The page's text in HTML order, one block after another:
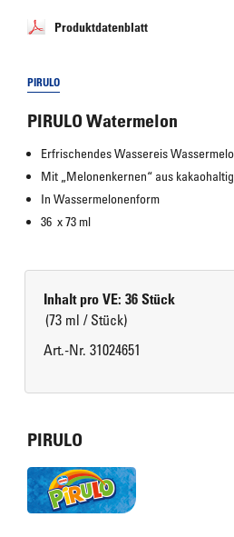
Produktdatenblatt
PIRULO
PIRULO Watermelon
Erfrischendes Wassereis
Mit „Melonenkernen“ aus
In Wassermelonenform
36  x 73 ml
Inhalt pro VE: 36 Stück
(73 ml / Stück)
Art.-Nr. 31024651
PIRULO